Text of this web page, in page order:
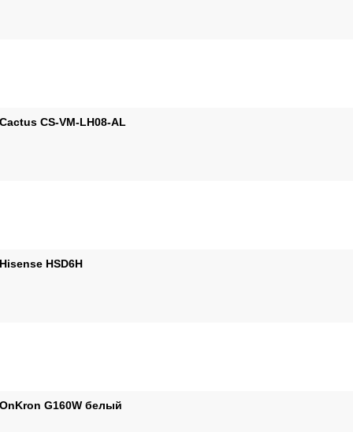
CS-VM-LH08-AL
HSD6H
G160W белый